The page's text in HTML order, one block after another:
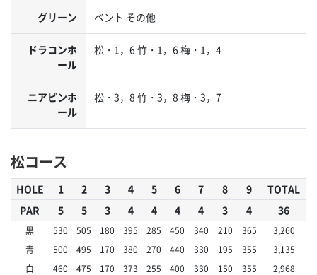
グリーン ベント その他
ドラコンホ
ール
松・1，6 竹・1，6 梅・1，4
ニアピンホ
ール
松・3，8 竹・3，8 梅・3，7
松コース
HOLE 1 2 3 4 5 6 7 8 9
TOTAL
PAR
5 5 3 4 4 4 4 3 4 36
黒 530 505 180 395 285 450 340 210 365
3,260
青
500 495 170 380 270 440 330 195 355
3,135
白
460 475 170 373 255 400 330 150 355
2,968